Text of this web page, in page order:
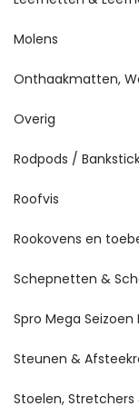
Molens
Onthaakmatten,
Overig
Rodpods /
Roofvis
Rookovens en
Schepnetten &
Spro Mega Seizoen
Steunen &
Stoelen, Stretchers